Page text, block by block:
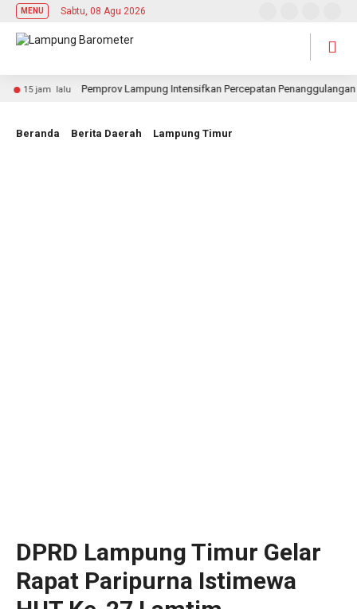
MENU Sabtu, 08 Agu 2026
jam lalu Pemprov Lampung Intensifkan Percepatan Penanggulangan
Beranda Berita Daerah Lampung Timur
DPRD Lampung Timur Gelar
Rapat Paripurna Istimewa